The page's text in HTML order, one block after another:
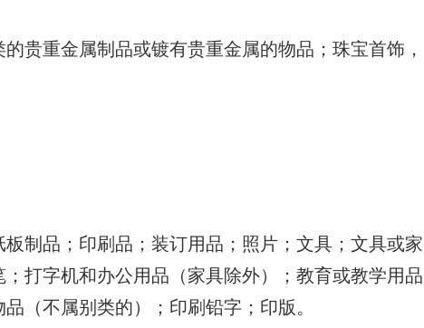
贵重金属制品或镀有贵重金属的物品；珠宝首饰，
制品；印刷品；装订用品；照片；文具；文具或家
打字机和办公用品（家具除外）；教育或教学用品
（不属别类的）；印刷铅字；印版。